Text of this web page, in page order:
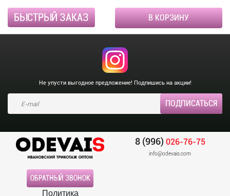
БЫСТРЫЙ ЗАКАЗ В КОРЗИНУ
Не упусти выгодное предложение! Подпишись на акции!
8 (996) 026-76-75
info@odevais.com
ОБРАТНЫЙ ЗВОНОК
Политика